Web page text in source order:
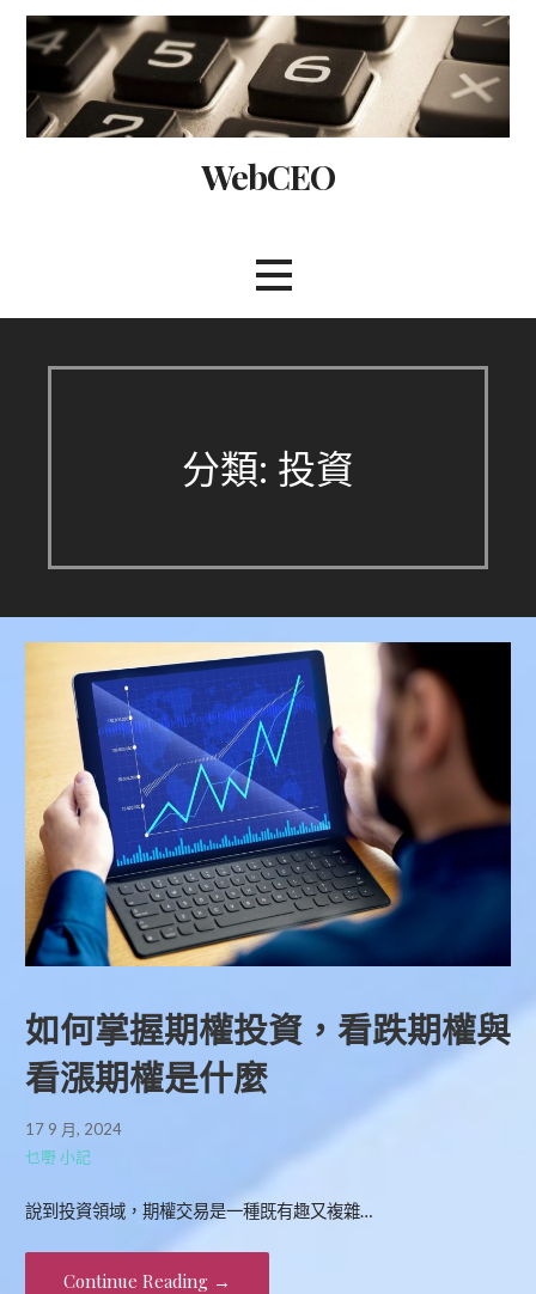
Skip
WebCEO
分類: 投資
如何掌握期權投資，看跌期權與
看漲期權是什麼
17 9 月, 2024
乜嘢 小記
說到投資領域，期權交易是一種既有趣又複雜…
Continue Reading →